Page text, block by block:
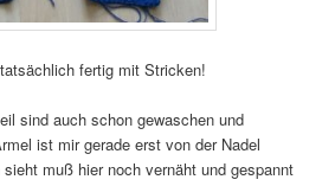
fertig mit Stricken!
sind auch schon gewaschen und
ist mir gerade erst von der Nadel
muß hier noch vernäht und gespannt